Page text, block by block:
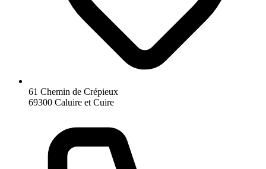
61 Chemin de Crépieux
69300 Caluire et Cuire